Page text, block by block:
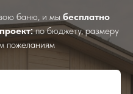
баню, и мы бесплатно
по бюджету, размеру
пожеланиям